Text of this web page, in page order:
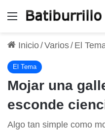
Menú
Inicio/Varios/ El
El Tema
Mojar una
esconde
Algo tan simple como